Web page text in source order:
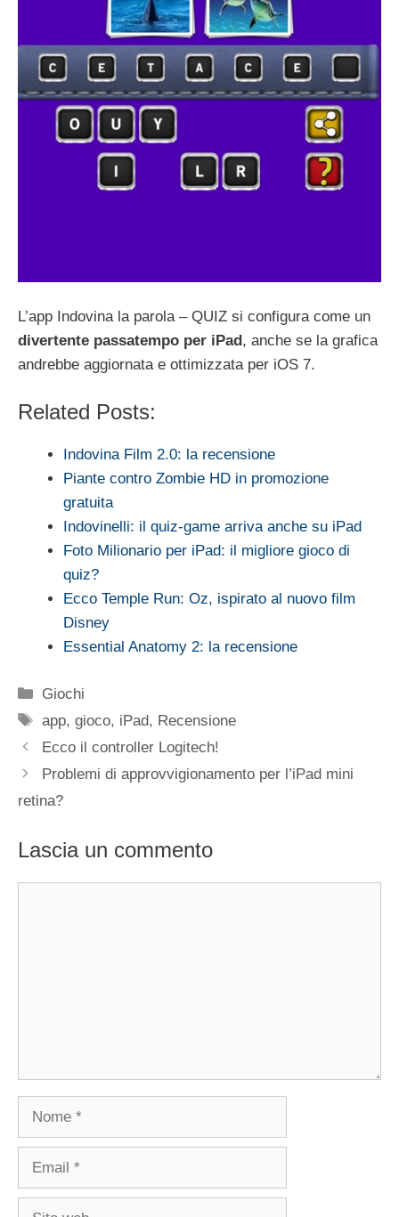
L’app Indovina la parola – QUIZ si configura come un
divertente passatempo per iPad , anche se la grafica
andrebbe aggiornata e ottimizzata per iOS 7.
Related Posts:
Indovina Film 2.0: la recensione
Piante contro Zombie HD in promozione
gratuita
Indovinelli: il quiz-game arriva anche su iPad
Foto Milionario per iPad: il migliore gioco di
quiz?
Ecco Temple Run: Oz, ispirato al nuovo film
Disney
Essential Anatomy 2: la recensione
Categorie
Giochi
Tag
app,gioco, iPad, Recensione
Ecco il controller Logitech!
Problemi di approvvigionamento per l’iPad mini
retina?
Lascia un commento